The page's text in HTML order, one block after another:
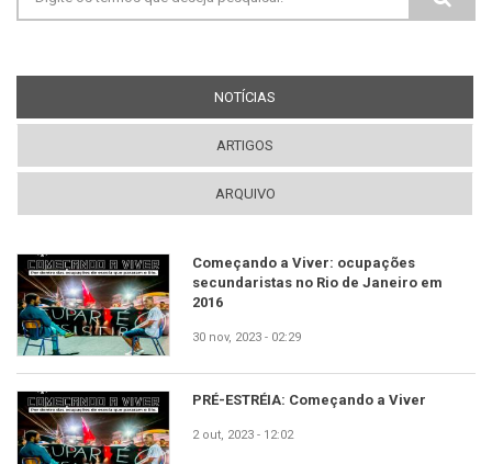
Formulário de busca
NOTÍCIAS
ARTIGOS
ARQUIVO
Começando a Viver: ocupações
secundaristas no Rio de Janeiro em
2016
30 nov, 2023 - 02:29
PRÉ-ESTRÉIA: Começando a Viver
2 out, 2023 - 12:02